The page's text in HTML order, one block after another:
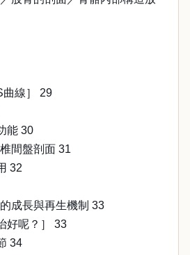
曲線］ 29
能 30
間盤剖面 31
32
成長與再生機制 33
好呢？］ 33
34